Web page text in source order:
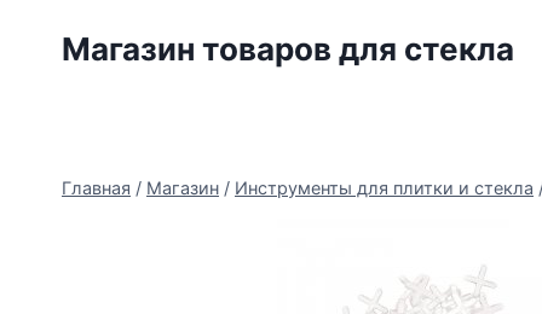
Магазин товаров для стекла
Главная / Магазин / Инструменты для плитки и стекла